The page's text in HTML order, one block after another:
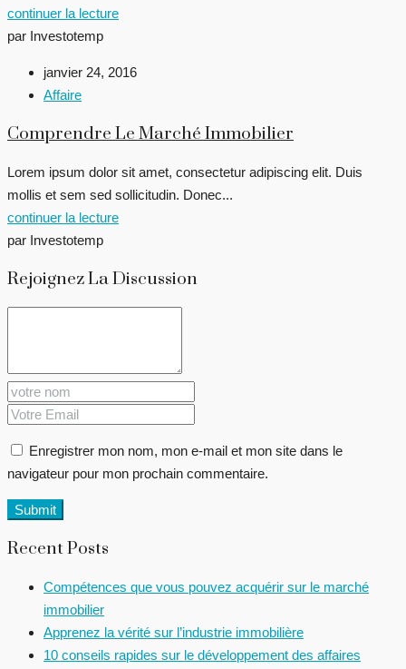
continuer la lecture
par Investotemp
janvier 24, 2016
Affaire
Comprendre Le Marché Immobilier
Lorem ipsum dolor sit amet, consectetur adipiscing elit. Duis
mollis et sem sed sollicitudin. Donec...
continuer la lecture
par Investotemp
Rejoignez La Discussion
Enregistrer mon nom, mon e-mail et mon site dans le
navigateur pour mon prochain commentaire.
Recent Posts
Compétences que vous pouvez acquérir sur le marché
immobilier
Apprenez la vérité sur l’industrie immobilière
10 conseils rapides sur le développement des affaires